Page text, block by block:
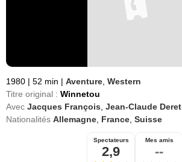
1980 | 52 min | Aventure Western
Titre original : Winnetou
Avec Jacques François Jean-Claude Deret
Nationalités Allemagne France Suisse
Spectateurs
2,9
Mes amis
--